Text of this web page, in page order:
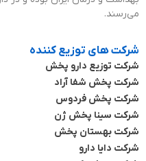
می‌رسند.
شرکت های توزیع کننده
شرکت توزیع دارو پخش
شرکت پخش شفا آراد
شرکت پخش فردوس
شرکت سینا پخش ژن
شرکت بهستان پخش
شرکت دایا دارو